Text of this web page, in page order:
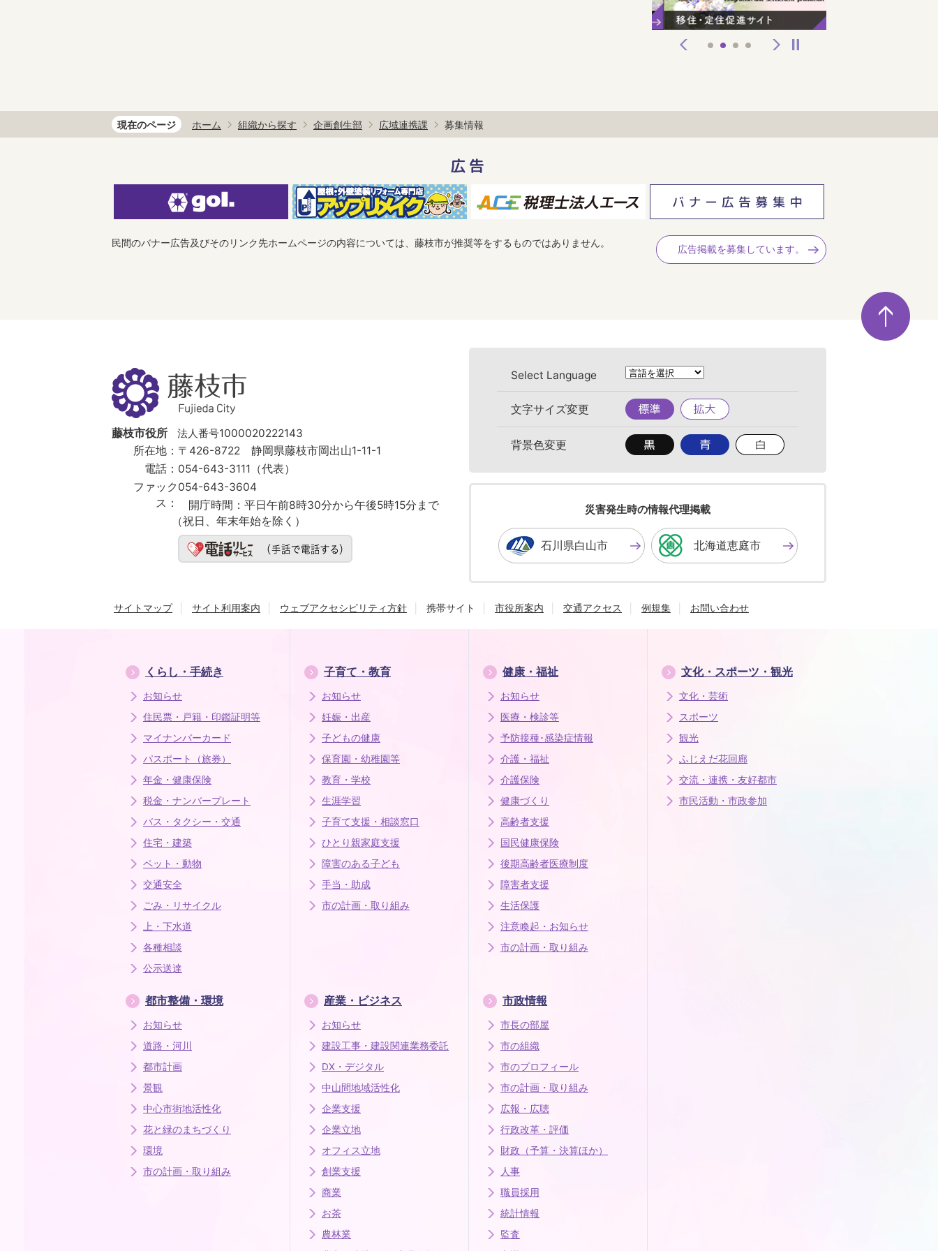
現在のページ ホーム 組織から探す 企画創生部 広域連携課 募集情報
広告
民間のバナー広告及びそのリンク先ホームページの内容については、藤枝市が推奨等をするものではありません。
広告掲載を募集しています。
ペ
ー
ジ
の
藤
枝
市
Fujieda
City
藤枝市役所
法人番号1000020222143
所在地： 〒426-8722 静岡県藤枝市岡出山1-11-1
電話： 054-643-3111（代表）
ファック
ス：
054-643-3604
開庁時間： 平日午前8時30分から午後5時15分まで
（祝日、年末年始を除く）
Select Language
文字サイズ変更
標
準
拡
大
背景色変更
背
景
色
す
る
背
景
色
る
背
景
る
災害発生時の情報代理掲載
石川県白山市 北海道恵庭市
サイトマップ サイト利用案内 ウェブアクセシビリティ方針 携帯サイト 市役所案内 交通アクセス 例規集 お問い合わせ
くらし・手続き
お知らせ
住民票・戸籍・印鑑証明等
マイナンバーカード
パスポート（旅券）
年金・健康保険
税金・ナンバープレート
バス・タクシー・交通
住宅・建築
ペット・動物
交通安全
ごみ・リサイクル
上・下水道
各種相談
公示送達
子育て・教育
お知らせ
妊娠・出産
子どもの健康
保育園・幼稚園等
教育・学校
生涯学習
子育て支援・相談窓口
ひとり親家庭支援
障害のある子ども
手当・助成
市の計画・取り組み
健康・福祉
お知らせ
医療・検診等
予防接種･感染症情報
介護・福祉
介護保険
健康づくり
高齢者支援
国民健康保険
後期高齢者医療制度
障害者支援
生活保護
注意喚起・お知らせ
市の計画・取り組み
文化・スポーツ・観光
文化・芸術
スポーツ
観光
ふじえだ花回廊
交流・連携・友好都市
市民活動・市政参加
都市整備・環境
お知らせ
道路・河川
都市計画
景観
中心市街地活性化
花と緑のまちづくり
環境
市の計画・取り組み
産業・ビジネス
お知らせ
建設工事・建設関連業務委託
DX・デジタル
中山間地域活性化
企業支援
企業立地
オフィス立地
創業支援
商業
お茶
農林業
市政情報
市長の部屋
市の組織
市のプロフィール
市の計画・取り組み
広報・広聴
行政改革・評価
財政（予算・決算ほか）
人事
職員採用
統計情報
監査